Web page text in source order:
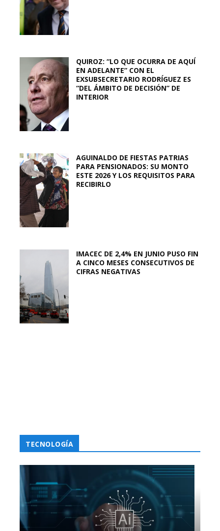
QUIROZ: “LO QUE OCURRA DE AQUÍ
EN ADELANTE” CON EL
EXSUBSECRETARIO RODRÍGUEZ ES
“DEL ÁMBITO DE DECISIÓN” DE
INTERIOR
AGUINALDO DE FIESTAS PATRIAS
PARA PENSIONADOS: SU MONTO
ESTE 2026 Y LOS REQUISITOS PARA
RECIBIRLO
IMACEC DE 2,4% EN JUNIO PUSO FIN
A CINCO MESES CONSECUTIVOS DE
CIFRAS NEGATIVAS
TECNOLOGÍA